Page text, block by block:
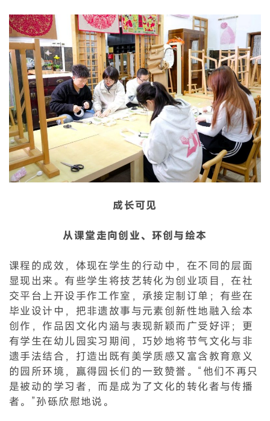
成长可见
从课堂走向创业、环创与绘本
课程的成效，体现在学生的行动中，在不同的层面
显现出来。有些学生将技艺转化为创业项目，在社
交平台上开设手作工作室，承接定制订单；有些在
毕业设计中，把非遗故事与元素创新性地融入绘本
创作，作品因文化内涵与表现新颖而广受好评；更
有学生在幼儿园实习期间，巧妙地将节气文化与非
遗手法结合，打造出既有美学质感又富含教育意义
的园所环境，赢得园长们的一致赞誉。“他们不再只
是被动的学习者，而是成为了文化的转化者与传播
者。”孙砾欣慰地说。